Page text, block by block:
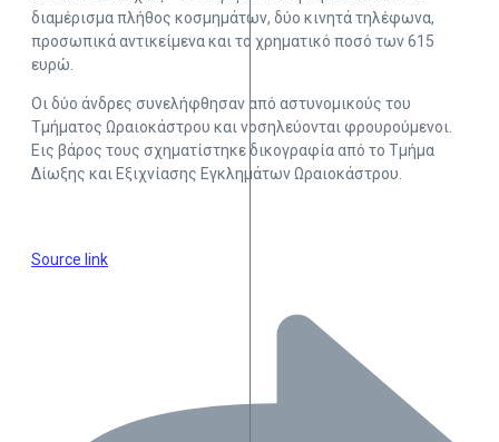
διαμέρισμα πλήθος κοσμημάτων, δύο κινητά τηλέφωνα,
προσωπικά αντικείμενα και το χρηματικό ποσό των 615
ευρώ.
Οι δύο άνδρες συνελήφθησαν από αστυνομικούς του
Τμήματος Ωραιοκάστρου και νοσηλεύονται φρουρούμενοι.
Εις βάρος τους σχηματίστηκε δικογραφία από το Τμήμα
Δίωξης και Εξιχνίασης Εγκλημάτων Ωραιοκάστρου.
Source link